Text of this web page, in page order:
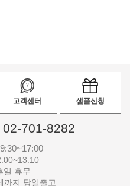
고객센터 샘플신청
701-8282
일 휴무
까지 당일출고